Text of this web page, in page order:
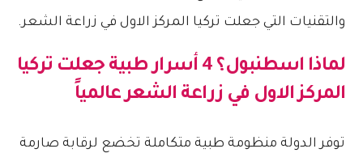
لماذا اسطنبول؟ 4 أسرار طبية جعلت
تركيا
المركز الاول في زراعة الشعرعالمياً
توفر الدولة منظومة طبية متكاملة تخضع لرقابة صارمة